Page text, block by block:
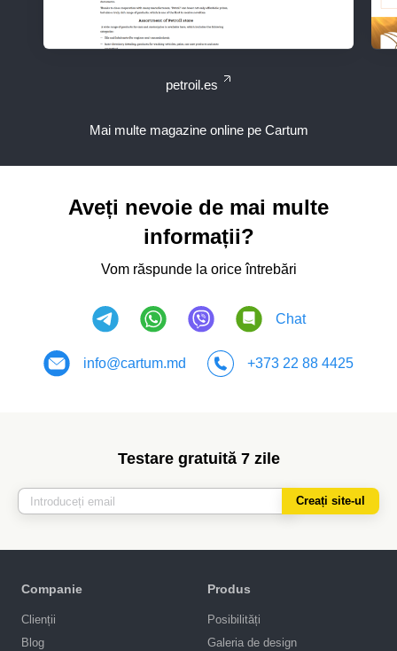
petroil.es
Mai multe magazine online pe Cartum
Aveți nevoie de mai multe
informații?
Vom răspunde la orice întrebări
Chat
info@cartum.md +373 22 88 4425
Testare gratuită 7 zile
Creați site-ul
Companie
Clienții
Blog
Produs
Posibilități
Galeria de design